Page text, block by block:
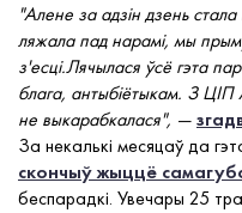
"Алене за адзін дзень
ляжала пад нарамі, мы
з'есці.Лячылася ўсё гэта
блага, антыбіётыкам. З ЦІП
не выкарабкалася", —
За некалькі месяцаў да
скончыў жыццё
беспарадкі. Увечары 25